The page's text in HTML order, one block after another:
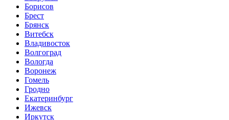
Борисов
Брест
Брянск
Витебск
Владивосток
Волгоград
Вологда
Воронеж
Гомель
Гродно
Екатеринбург
Ижевск
Иркутск